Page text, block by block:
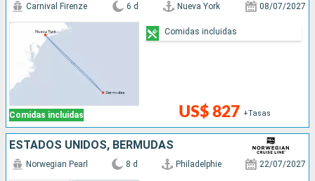
Comidas incluidas
Carnival Firenze 6 d Nueva York 08/07/2027
US$ 827 +Tasas
Comidas incluidas
ESTADOS UNIDOS, BERMUDAS
Norwegian Pearl 8 d Philadelphie 22/07/2027